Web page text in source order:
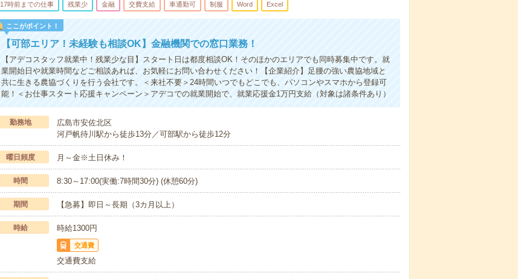
17時前までの仕事 残業少 金融 交費支給 車通勤可 制服 Word Excel
ここがポイント！
【可部エリア！未経験も相談OK】金融機関での窓口業務！
【アデコスタッフ就業中！残業少な目】スタート日は都度相談OK！そのほかのエリアでも同時募集中です。就
業開始日や就業時間などご相談あれば、お気軽にお問い合わせください！【企業紹介】足腰の強い農協地域と
共に生きる農協づくりを行う会社です。＜来社不要＞24時間いつでもどこでも、パソコンやスマホから登録可
能！＜お仕事スタート応援キャンペーン＞アデコでの就業開始で、就業応援金1万円支給（対象は諸条件あり）
勤務地
広島市安佐北区
河戸帆待川駅から徒歩13分／可部駅から徒歩12分
曜日頻度 月～金※土日休み！
時間 8:30～17:00(実働:7時間30分) (休憩60分)
期間 【急募】即日～長期（3カ月以上）
時給 時給1300円
交通費
交通費支給